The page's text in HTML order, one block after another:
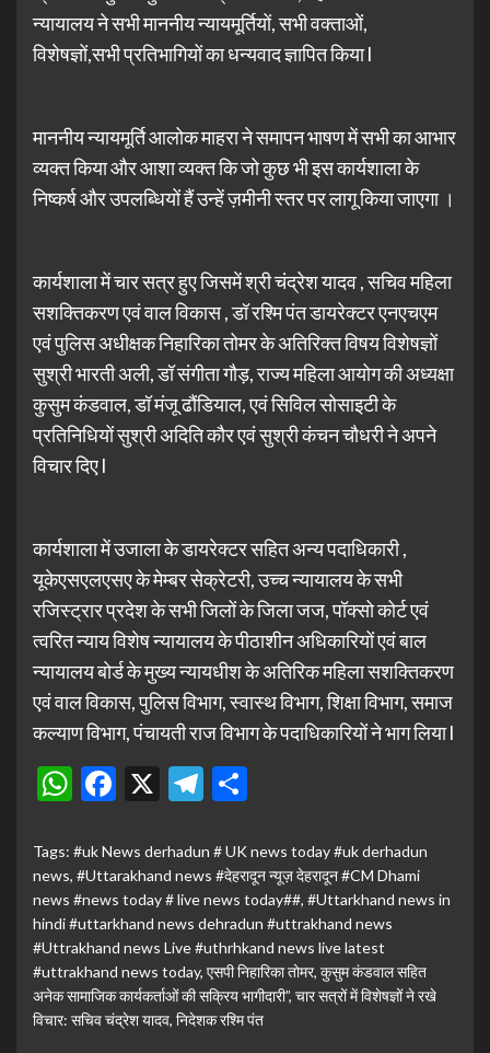
न्यायालय ने सभी माननीय न्यायमूर्तियों, सभी वक्ताओं,
विशेषज्ञों,सभी प्रतिभागियों का धन्यवाद ज्ञापित किया l
माननीय न्यायमूर्ति आलोक माहरा ने समापन भाषण में सभी का आभार
व्यक्त किया और आशा व्यक्त कि जो कुछ भी इस कार्यशाला के
निष्कर्ष और उपलब्धियों हैं उन्हें ज़मीनी स्तर पर लागू किया जाएगा ।
कार्यशाला में चार सत्र हुए जिसमें श्री चंद्रेश यादव , सचिव महिला
सशक्तिकरण एवं वाल विकास , डॉ रश्मि पंत डायरेक्टर एनएचएम
एवं पुलिस अधीक्षक निहारिका तोमर के अतिरिक्त विषय विशेषज्ञों
सुश्री भारती अली, डॉ संगीता गौड़, राज्य महिला आयोग की अध्यक्षा
कुसुम कंडवाल, डॉ मंजू ढौंडियाल, एवं सिविल सोसाइटी के
प्रतिनिधियों सुश्री अदिति कौर एवं सुश्री कंचन चौधरी ने अपने
विचार दिए l
कार्यशाला में उजाला के डायरेक्टर सहित अन्य पदाधिकारी ,
यूकेएसएलएसए के मेम्बर सेक्रेटरी, उच्च न्यायालय के सभी
रजिस्ट्रार प्रदेश के सभी जिलों के जिला जज, पॉक्सो कोर्ट एवं
त्वरित न्याय विशेष न्यायालय के पीठाशीन अधिकारियों एवं बाल
न्यायालय बोर्ड के मुख्य न्यायधीश के अतिरिक महिला सशक्तिकरण
एवं वाल विकास, पुलिस विभाग, स्वास्थ विभाग, शिक्षा विभाग, समाज
कल्याण विभाग, पंचायती राज विभाग के पदाधिकारियों ने भाग लिया l
WhatsApp
Facebook
X Telegram
Tags: #uk News derhadun # UK news today #uk derhadun
news, #Uttarakhand news #देहरादून न्यूज़ देहरादून #CM Dhami
news #news today # live news today##, #Uttarkhand news in
hindi #uttarkhand news dehradun #uttrakhand news
#Uttrakhand news Live #uthrhkand news live latest
#uttrakhand news today, एसपी निहारिका तोमर, कुसुम कंडवाल सहित
अनेक सामाजिक कार्यकर्ताओं की सक्रिय भागीदारी”, चार सत्रों में विशेषज्ञों ने रखे
विचार: सचिव चंद्रेश यादव, निदेशक रश्मि पंत